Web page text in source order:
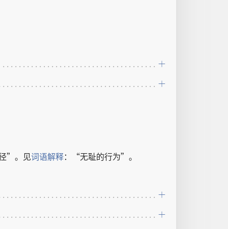
”。 见词语解释：“无耻的行为”。